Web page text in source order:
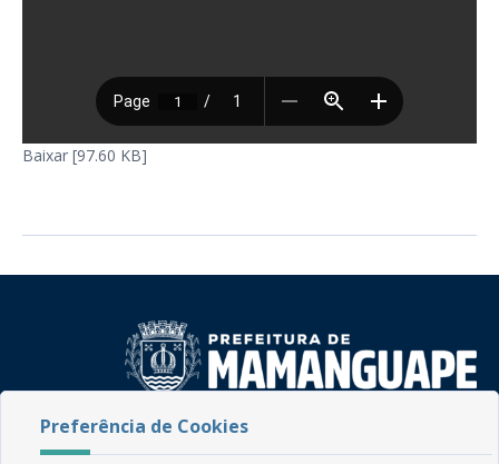
Baixar [97.60 KB]
Preferência de Cookies